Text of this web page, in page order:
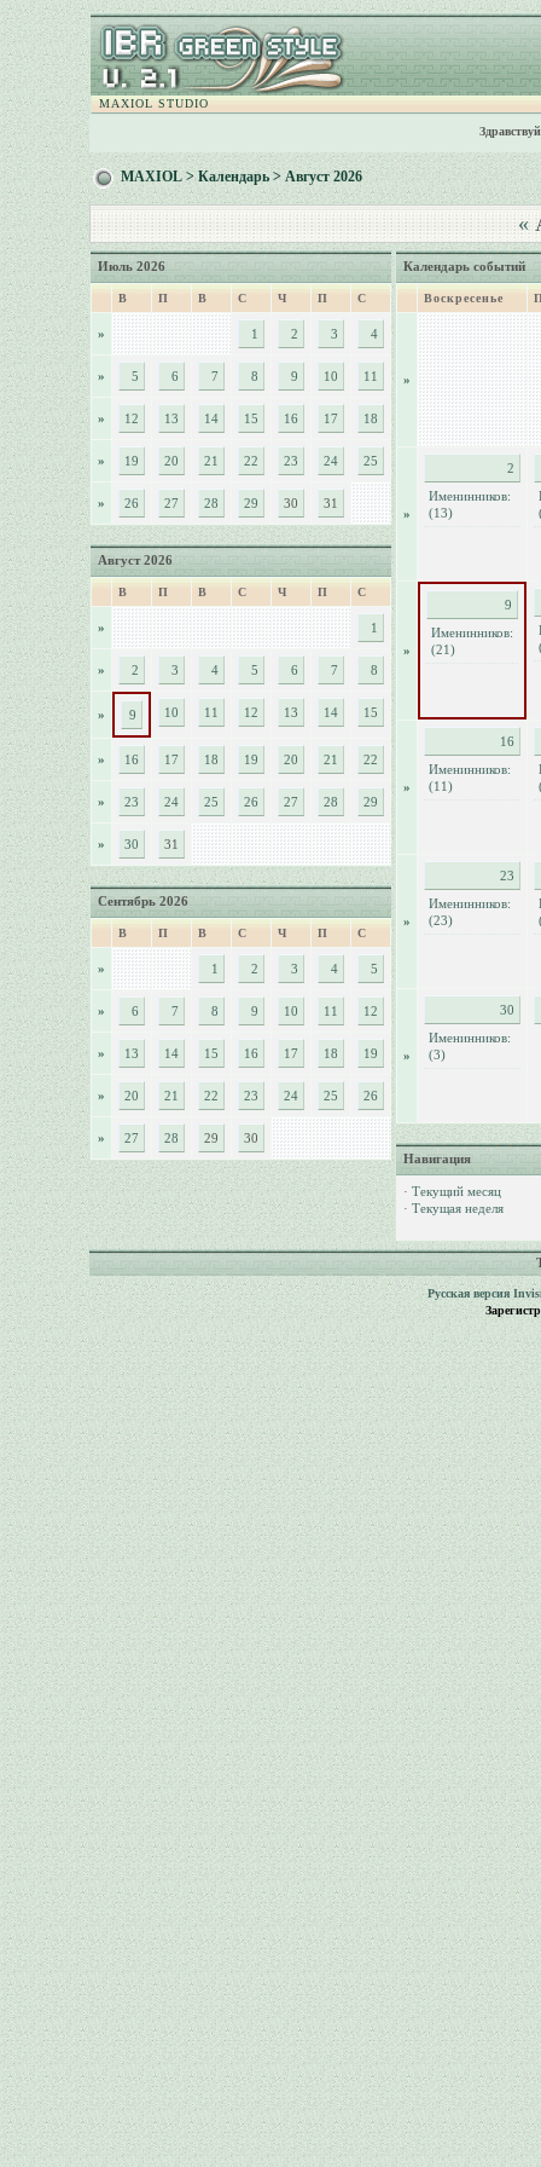
MAXIOL STUDIO
MAXIOL>Календарь> Август 2026
«
Июль 2026
В П В С Ч П С
» 1 2 3 4
» 5 6 7 8 9 10 11
» 12 13 14 15 16 17 18
» 19 20 21 22 23 24 25
» 26 27 28 29 30 31
Август 2026
В П В С Ч П С
» 1
» 2 3 4 5 6 7 8
» 9 10 11 12 13 14 15
» 16 17 18 19 20 21 22
» 23 24 25 26 27 28 29
» 30 31
Сентябрь 2026
В П В С Ч П С
» 1 2 3 4 5
» 6 7 8 9 10 11 12
» 13 14 15 16 17 18 19
» 20 21 22 23 24 25 26
» 27 28 29 30
Календарь событий
Воскресенье
»
»
2
Именинников:
(13)
»
9
Именинников:
(21)
»
16
Именинников:
(11)
»
23
Именинников:
(23)
»
30
Именинников:
(3)
Навигация
· Текущий месяц
· Текущая неделя
Русская версия